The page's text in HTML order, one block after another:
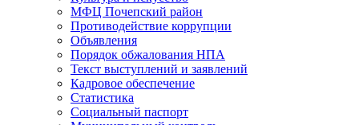
МФЦ Почепский район
Противодействие коррупции
Объявления
Порядок обжалования НПА
Текст выступлений и заявлений
Кадровое обеспечение
Статистика
Социальный паспорт